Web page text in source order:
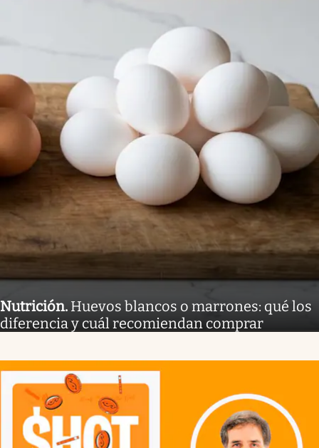
Nutrición. Huevos blancos o marrones: qué los
diferencia y cuál recomiendan comprar